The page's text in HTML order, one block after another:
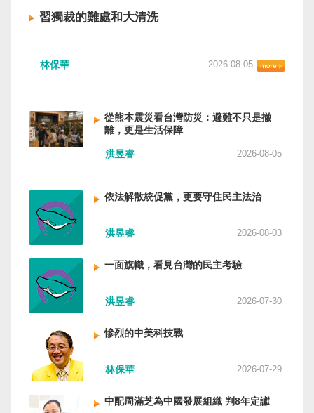
來台也是中國僑民或台灣新住民、新國民，而不
國民養成過程的教育被教導成一個虛構的大國，
北相連，四面海域環抱，是島嶼國度不是大陸國
家。 一九四五年八一五，台灣人在祖國的迷惘與
迷障中做了錯誤的選擇，不只造成台灣集體命運
好好建構我們尚未正常化的國家。台灣是小而
美、豐裕而堅強，在太平洋西南海域，一個閃亮
的國家。 中國啊！請獨立於台灣之外吧！如果在
意收拾「中華民國」這個你們立鑄為繼承之國碑
銘的國號，台灣也會尊重歷史，對殘餘中國做歷
史的了結，寫下句點。生活在台灣的人們應共同
起造一個對「中國」不構成侵權的新國家，開啟
歷史的新樂章。歷史不會重來，但提供教訓。
次彰顯這份聲明的立場，很榮幸代表台灣人民接
受IPAC的聲明，台灣會給予堅定的支持，共同捍
更透過跨國鎮壓手段，對世界各國人民進行政治
延」 賴清德表示，面對中國威權主義不斷擴張，
紅色恐怖正在世界各地蔓延，今年論壇主題聚焦
討論全球的民主韌性、灰帶侵擾的因應聯防，以
及非紅供應鏈的重塑，更加反映出台灣在國際社
任。 賴清德表示，當今台灣的民主成就受到國際
的肯定，面對中國「民促法」的威脅，台灣不會
接受統戰滲透和紅色恐怖、不會坐視中國將壓迫
黑手伸進台灣，或任何自由國家與地區。 賴清德
禦、責任分擔」，並將持續提升國防力量、強化
全社會防衛韌性，增進國際合作，凝聚最大的力
量，確保印太區域的和平穩定；台灣也將善用
AI、半導體、資通訊等高科技產業優勢，串聯民
主夥伴，一起打造「非紅供應鏈」，來強化經濟
韌性，讓彼此的國家更安全更繁榮。 最後，賴清
德說，台灣是民主自由的燈塔，也是印太和平的
重要基石，即使威權主義威脅及全球新興挑戰不
斷，台灣有堅定的意志，確保民主燈塔永明，自
由基石永固。
習獨裁的難處和大清洗
中全會。本來以為在七月上海的AI全球大會以
不見了，改為「加快、加強」。從奇技淫巧改為
「適應不同群體消費需求擴大優質供給」。顯然
七月中國官方的經濟數字，製造業採購經理人指
數PMI，由六月的五十．三％大幅滑落至四十九．
五十％榮枯線，加上非製造業和綜合PMI產出指數
三大核心指標同步跌穿榮枯線，習近平的梭哈
（孤注一擲）失敗，在會議文件上不得不兩處承
認「困難」。 一處是「有效應對各種外部衝擊和
的困難挑戰」。其後各段落所說的例如公平競
爭、就業、三農、天災等都是。而「常態化解決
企業帳款拖欠問題」，更暴露企業之間拖欠已經
是常態化。近三十年前的「三角債」是不是復活
了？企業發薪給員工當然也拖欠。 另外有兩處提
到「兜牢基層『三保』底線」和「抓好『一老一
小』服務保障」，社會保險系統也出了問題。 後
段有一句「推動各級領導幹部以更加昂揚向上的
精氣神，不斷創造高質量發展新業績」。不懂什
麼是「精氣神」，還以為是假文件，是新時代習
林保華 2026-08-05
從熊本震災看台灣防災：避難不只是撤
離，更是生活保障
洪昱睿 2026-08-05
依法解散統促黨，更要守住民主法治
洪昱睿 2026-08-03
一面旗幟，看見台灣的民主考驗
洪昱睿 2026-07-30
慘烈的中美科技戰
林保華 2026-07-29
中配周滿芝為中國發展組織 判8年定讞